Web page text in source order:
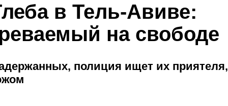
в Тель-Авиве:
на свободе
полиция ищет их приятеля,